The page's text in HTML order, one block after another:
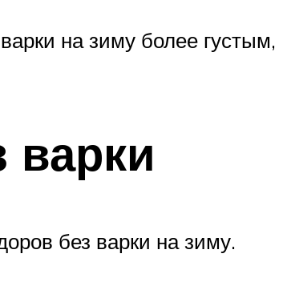
на зиму более густым,
варки
без варки на зиму.